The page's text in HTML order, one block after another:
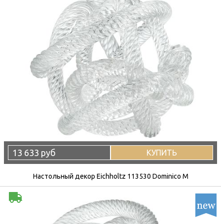
13 633 руб КУПИТЬ
Настольный декор Eichholtz 113530 Dominico M